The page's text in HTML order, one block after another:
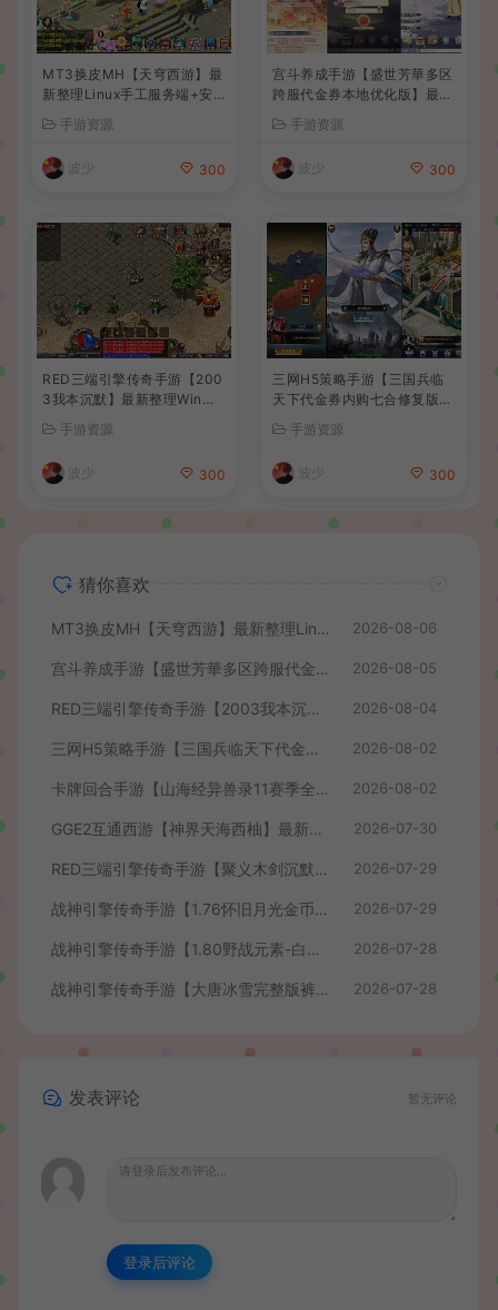
MT3换皮MH【天穹西游】最
新整理Linux手工服务端+安
卓苹果双端+GM后台+详细搭
建教程+全套源码+视频教程
手游资源
波少 300
宫斗养成手游【盛世芳華多区
跨服代金券本地优化版】最新
整理单机一键即玩端+Linux
手工服务端+CDK授权后台
+安卓+详细搭建教程
手游资源
波少 300
RED三端引擎传奇手游【200
3我本沉默】最新整理Win系
细搭建教程
手游资源
波少 300
三网H5策略手游【三国兵临
天下代金券内购七合修复版】
+Linux手工服务端+管理后台
+GM授权后台+简易安卓客户
端+详细搭建教程+视频教程
手游资源
波少 300
猜你喜欢
MT3换皮MH【天穹西游】最新整理Linux手工服务端+安卓苹果双端+GM后台+详细搭建教程+全套源码+视频教程 2026-08-06
宫斗养成手游【盛世芳華多区跨服代金券本地优化版】最新整理单机一键即玩端+Linux手工服务端+CDK授权后台+安卓+详细搭建教程 2026-08-05
RED三端引擎传奇手游【2003我本沉默】最新整理Win系服务端+安卓苹果PC三端+详细搭建教程 2026-08-04
三网H5策略手游【三国兵临天下代金券内购七合修复版】最新整理单机一键即玩镜像端+Linux手工服务端+管理后台+GM授权后台+简易安卓客户端+详细搭建教程+视频教程 2026-08-02
卡牌回合手游【山海经异兽录11赛季全人物代金券内购版】最新整理WIN系服务端+授权GM后台+管理后台+热更修改工具+安卓+详细搭建教程 2026-08-02
GGE2互通西游【神界天海西柚】最新整理Win系服务端+安卓苹果PC三端+内置GM工具+全套源码+详细搭建教程+视频教程 2026-07-30
RED三端引擎传奇手游【聚义木剑沉默高仿嘟嘟沉默】最新整理Win系服务端+安卓苹果PC三端+详细搭建教程 2026-07-29
战神引擎传奇手游【1.76怀旧月光金币版】最新整理Win系复古服务端+安卓苹果双端+GM授权物品后台+详细搭建教程 2026-07-29
战神引擎传奇手游【1.80野战元素-白猪7.2免授权】最新整理Win系特色服务端+安卓+GM授权物品后台+详细搭建教程 2026-07-28
战神引擎传奇手游【大唐冰雪完整版裤衩7.0免授权】最新整理Win系特色服务端+GM授权后台+安卓苹果双端+详细搭建教程 2026-07-28
发表评论 暂无评论
登录后评论